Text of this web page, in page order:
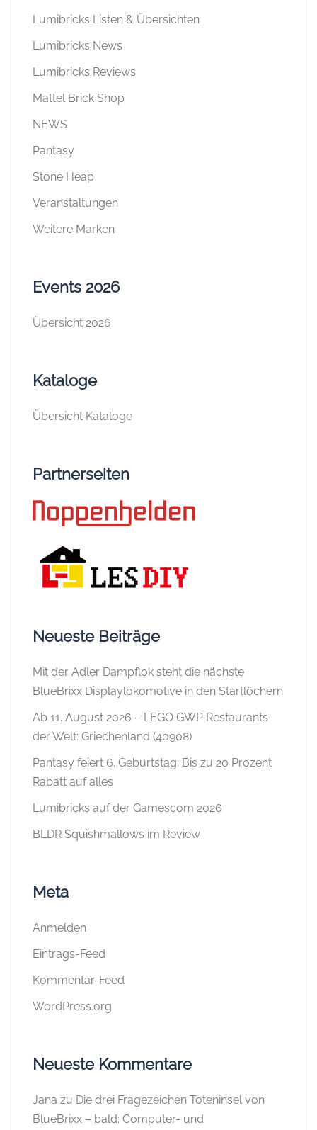
Lumibricks Listen & Übersichten
Lumibricks News
Lumibricks Reviews
Mattel Brick Shop
NEWS
Pantasy
Stone Heap
Veranstaltungen
Weitere Marken
Events 2026
Übersicht 2026
Kataloge
Übersicht Kataloge
Partnerseiten
Neueste Beiträge
Mit der Adler Dampflok steht die nächste
BlueBrixx Displaylokomotive in den Startlöchern
Ab 11. August 2026 – LEGO GWP Restaurants
der Welt: Griechenland (40908)
Pantasy feiert 6. Geburtstag: Bis zu 20 Prozent
Rabatt auf alles
Lumibricks auf der Gamescom 2026
BLDR Squishmallows im Review
Meta
Anmelden
Eintrags-Feed
Kommentar-Feed
WordPress.org
Neueste Kommentare
Jana zu Die drei Fragezeichen Toteninsel von
BlueBrixx – bald: Computer- und